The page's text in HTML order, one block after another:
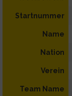
Startnummer
Name
Nation
Verein
Team Name